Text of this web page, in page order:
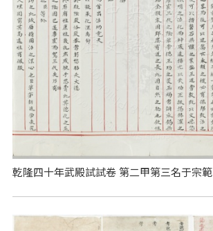
乾隆四十年武殿試試卷 第二甲第三名于宗範